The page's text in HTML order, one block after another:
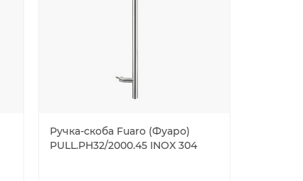
Ручка-скоба Fuaro (Фуаро)
PULL.PH32/2000.45 INOX 304